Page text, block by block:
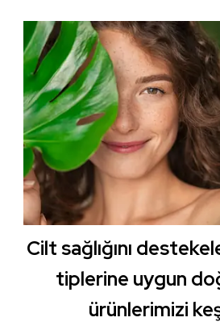
Cilt sağlığını
tiplerine uygun
ürünlerimizi